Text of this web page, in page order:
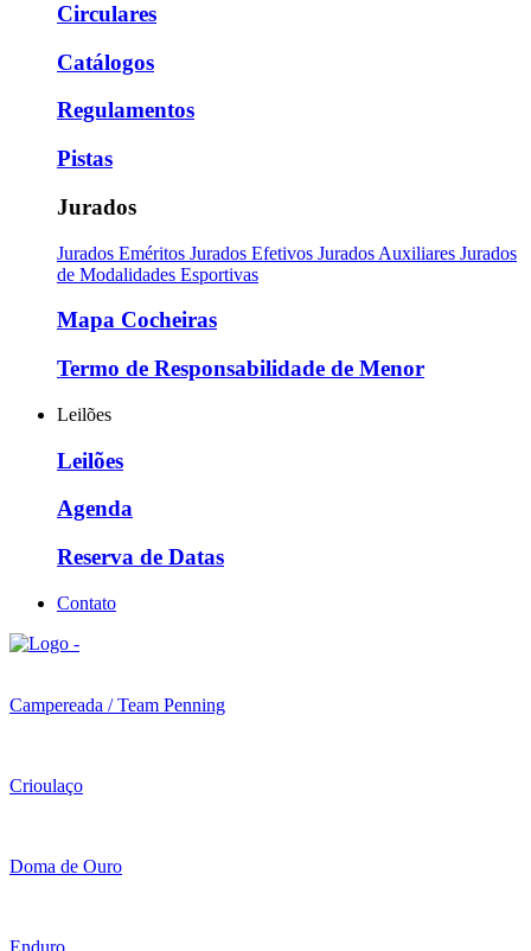
Circulares
Catálogos
Regulamentos
Pistas
Jurados
Jurados Eméritos Jurados Efetivos Jurados Auxiliares Jurados
de Modalidades Esportivas
Mapa Cocheiras
Termo de Responsabilidade de Menor
Leilões
Leilões
Agenda
Reserva de Datas
Contato
Campereada / Team Penning
Crioulaço
Doma de Ouro
Enduro